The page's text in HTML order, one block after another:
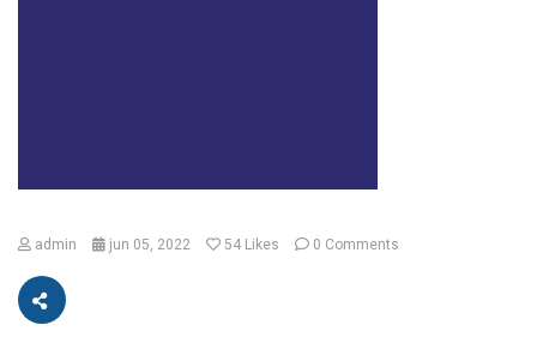
admin jun 05, 2022 54 Likes 0 Comments